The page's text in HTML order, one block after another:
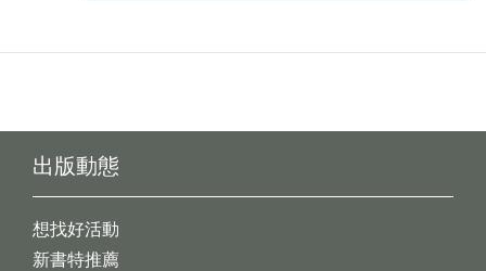
出版動態
想找好活動
新書特推薦